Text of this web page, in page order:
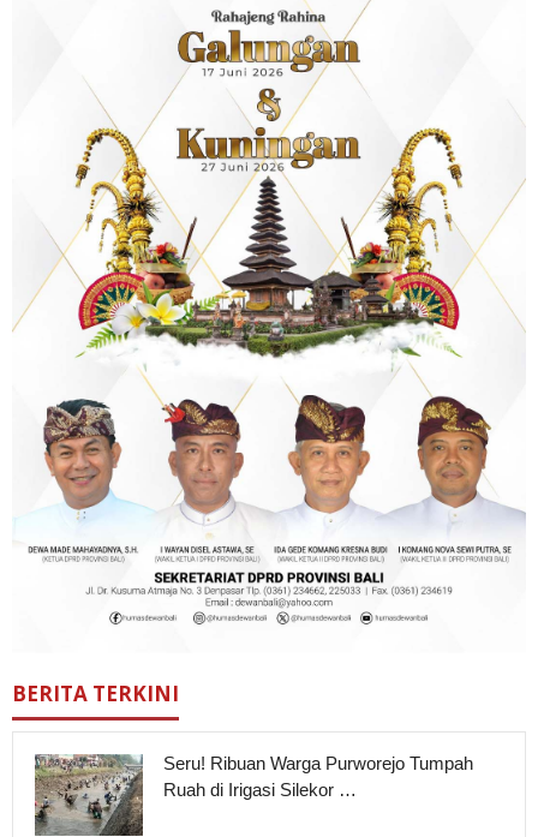
BERITA TERKINI
Seru! Ribuan Warga Purworejo Tumpah
Ruah di Irigasi Silekor …